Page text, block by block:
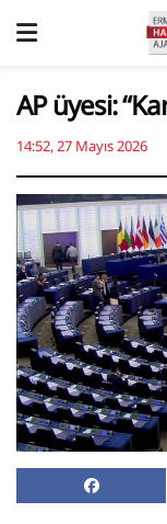
AP üyesi:
14:52, 27 Mayıs 2026